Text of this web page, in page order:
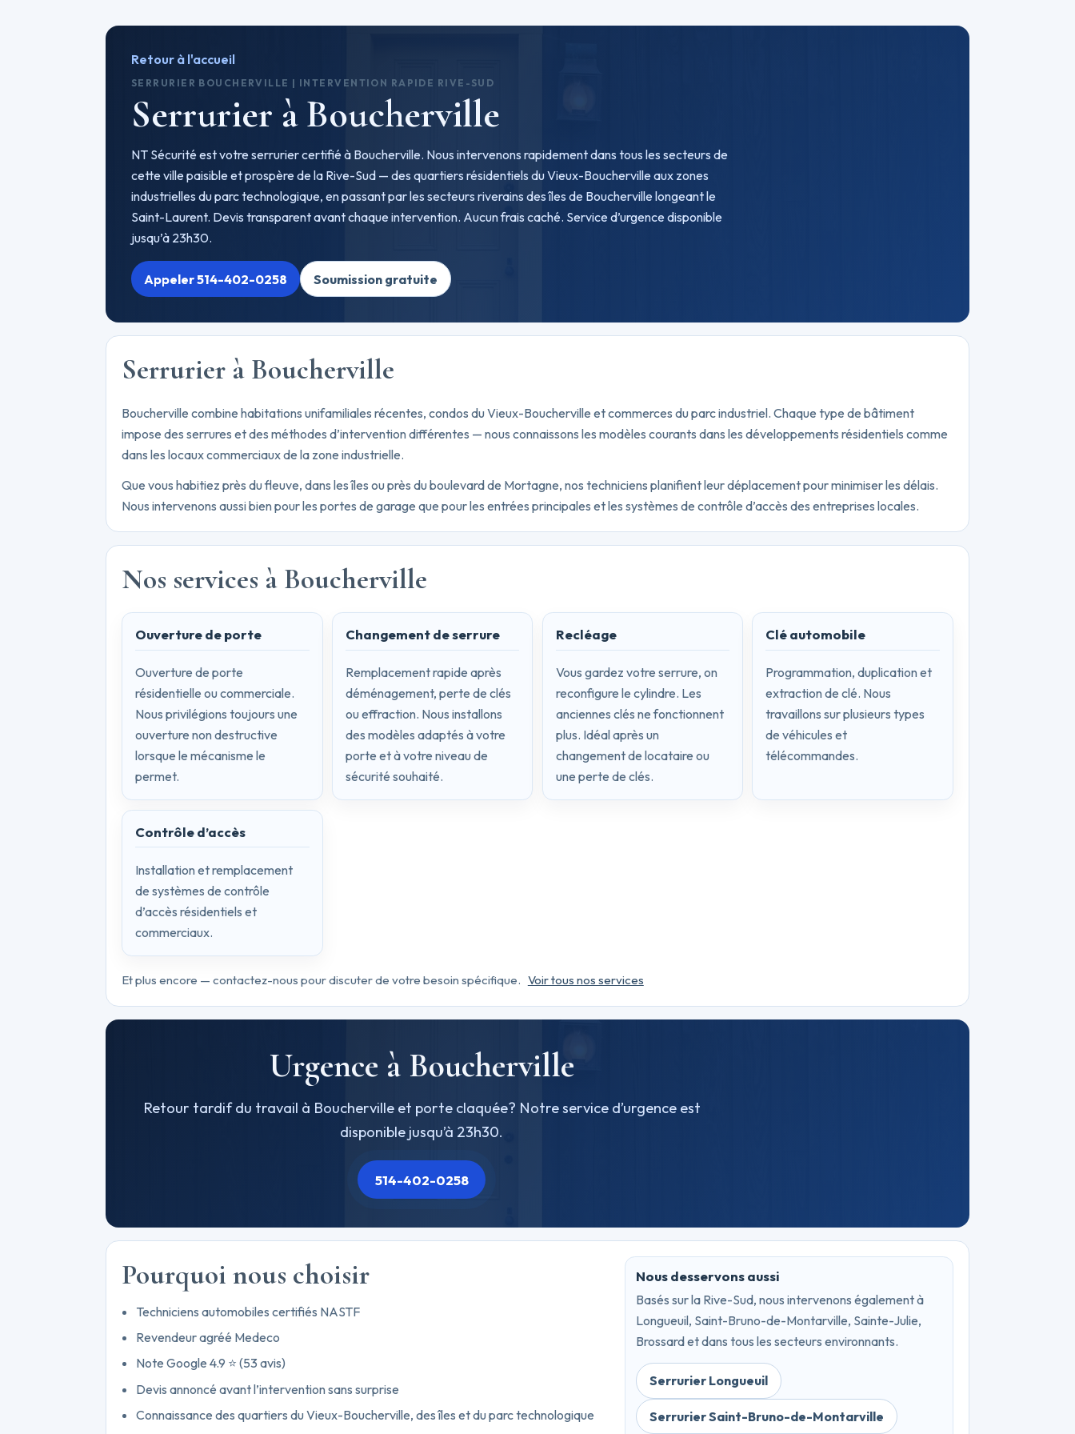
Retour à l'accueil
SERRURIER BOUCHERVILLE | INTERVENTION RAPIDE RIVE-SUD
Serrurier à Boucherville
NT Sécurité est votre serrurier certifié à Boucherville. Nous intervenons rapidement dans tous les secteurs de
cette ville paisible et prospère de la Rive-Sud — des quartiers résidentiels du Vieux-Boucherville aux zones
industrielles du parc technologique, en passant par les secteurs riverains des îles de Boucherville longeant le
Saint-Laurent. Devis transparent avant chaque intervention. Aucun frais caché. Service d’urgence disponible
jusqu’à 23h30.
Appeler 514-402-0258 Soumission gratuite
Serrurier à Boucherville
Boucherville combine habitations unifamiliales récentes, condos du Vieux-Boucherville et commerces du parc industriel. Chaque type de bâtiment
impose des serrures et des méthodes d’intervention différentes — nous connaissons les modèles courants dans les développements résidentiels comme
dans les locaux commerciaux de la zone industrielle.
Que vous habitiez près du fleuve, dans les îles ou près du boulevard de Mortagne, nos techniciens planifient leur déplacement pour minimiser les délais.
Nous intervenons aussi bien pour les portes de garage que pour les entrées principales et les systèmes de contrôle d’accès des entreprises locales.
Nos services à Boucherville
Ouverture de porte
Ouverture de porte
résidentielle ou commerciale.
Nous privilégions toujours une
ouverture non destructive
lorsque le mécanisme le
permet.
Changement de serrure
Remplacement rapide après
déménagement, perte de clés
ou effraction. Nous installons
des modèles adaptés à votre
porte et à votre niveau de
sécurité souhaité.
Recléage
Vous gardez votre serrure, on
reconfigure le cylindre. Les
anciennes clés ne fonctionnent
plus. Idéal après un
changement de locataire ou
une perte de clés.
Clé automobile
Programmation, duplication et
extraction de clé. Nous
travaillons sur plusieurs types
de véhicules et
télécommandes.
Contrôle d’accès
Installation et remplacement
de systèmes de contrôle
d’accès résidentiels et
commerciaux.
Et plus encore — contactez-nous pour discuter de votre besoin spécifique. Voir tous nos services
Urgence à Boucherville
Retour tardif du travail à Boucherville et porte claquée? Notre service d’urgence est
disponible jusqu’à 23h30.
514-402-0258
Pourquoi nous choisir
Techniciens automobiles certifiés NASTF
Revendeur agréé Medeco
Note Google 4.9 ⭐ (53 avis)
Devis annoncé avant l’intervention sans surprise
Connaissance des quartiers du Vieux-Boucherville, des îles et du parc technologique
Nous desservons aussi
Basés sur la Rive-Sud, nous intervenons également à
Longueuil, Saint-Bruno-de-Montarville, Sainte-Julie,
Brossard et dans tous les secteurs environnants.
Serrurier Longueuil
Serrurier Saint-Bruno-de-Montarville